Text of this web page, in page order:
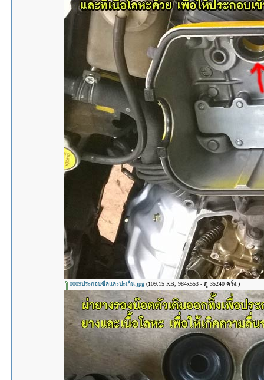
0009ประกอบซีลและปะเก็น.jpg (109.15 KB, 984x553 - ดู 35240 ครั้ง.)